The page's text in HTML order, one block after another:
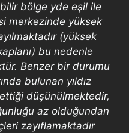
bölge yde eşil ile
merkezinde yüksek
(yüksek
bu nedenle
Benzer bir durumu
bulunan yıldız
düşünülmektedir,
az olduğundan
zayıflamaktadır